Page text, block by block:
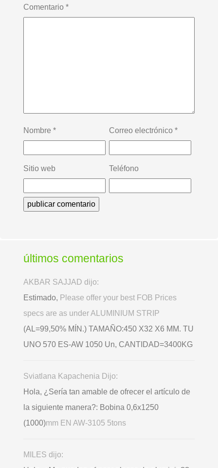
Comentario *
Nombre * Correo electrónico *
Sitio web Teléfono
últimos comentarios
AKBAR SAJJAD dijo:
Estimado, Please offer your best FOB Prices
specs are as under ALUMINIUM STRIP
(AL=99,50% MÍN.) TAMAÑO:450 X32 X6 MM. TU
UNO 570 ES-AW 1050 Un, CANTIDAD=3400KG
Sviatlana Kapachenia Dijo:
Hola, ¿Sería tan amable de ofrecer el artículo de
la siguiente manera?: Bobina 0,6х1250
(1000)mm EN AW-3105 5tons
MILES dijo: